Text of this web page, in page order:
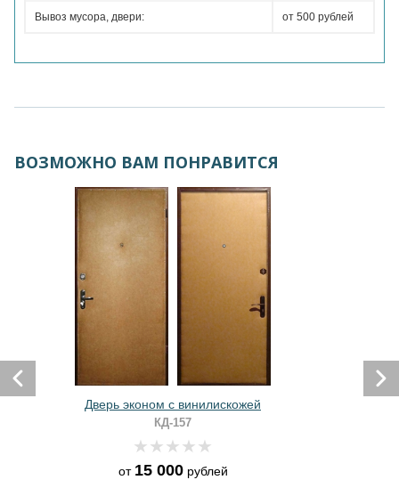
Вывоз мусора, двери: от 500 рублей
ВОЗМОЖНО ВАМ ПОНРАВИТСЯ
Дверь эконом с винилискожей
КД-157
от 15 000рублей